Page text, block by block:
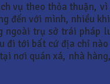
vụ theo thỏa thuận,
đến với mình, nhiều
ngoài trụ sở trái pháp
đi tới bất cứ địa chỉ nào
nơi quán xá, nhà